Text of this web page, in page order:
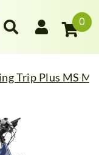
0
Trip Plus MS